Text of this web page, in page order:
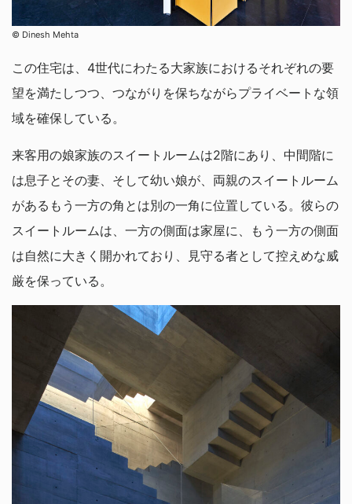
© Dinesh Mehta
この住宅は、4世代にわたる大家族におけるそれぞれの要
望を満たしつつ、つながりを保ちながらプライベートな領
域を確保している。
来客用の娘家族のスイートルームは2階にあり、中間階に
は息子とその妻、そして幼い娘が、両親のスイートルーム
があるもう一方の角とは別の一角に位置している。彼らの
スイートルームは、一方の側面は家屋に、もう一方の側面
は自然に大きく開かれており、見守る者として控えめな威
厳を保っている。